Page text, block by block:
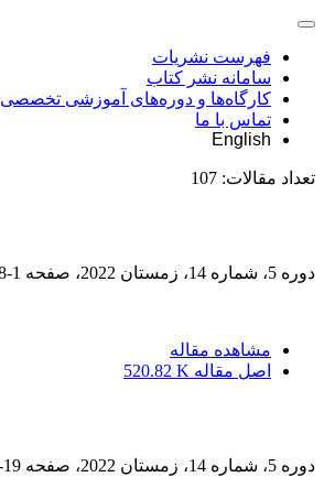
فهرست نشریات
سامانه نشر کتاب
کارگاه‌ها و دوره‌های آموزشی تخصصی
تماس با ما
English
تعداد مقالات: 107
دوره 5، شماره 14، زمستان 2022، صفحه 1-18
مشاهده مقاله
اصل مقاله 520.82 K
دوره 5، شماره 14، زمستان 2022، صفحه
19-33